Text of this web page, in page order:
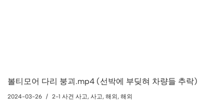
볼티모어 다리 붕괴.mp4 (선박에 부딪혀 차량들 추락)
2024-03-26 2-1 사건 사고, 사고, 해외, 해외